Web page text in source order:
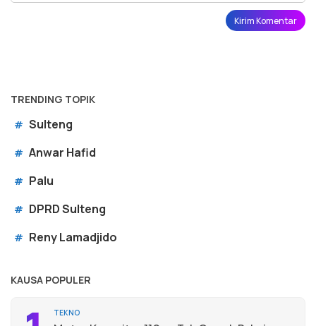
TRENDING TOPIK
# Sulteng
# Anwar Hafid
# Palu
# DPRD Sulteng
# Reny Lamadjido
KAUSA POPULER
TEKNO